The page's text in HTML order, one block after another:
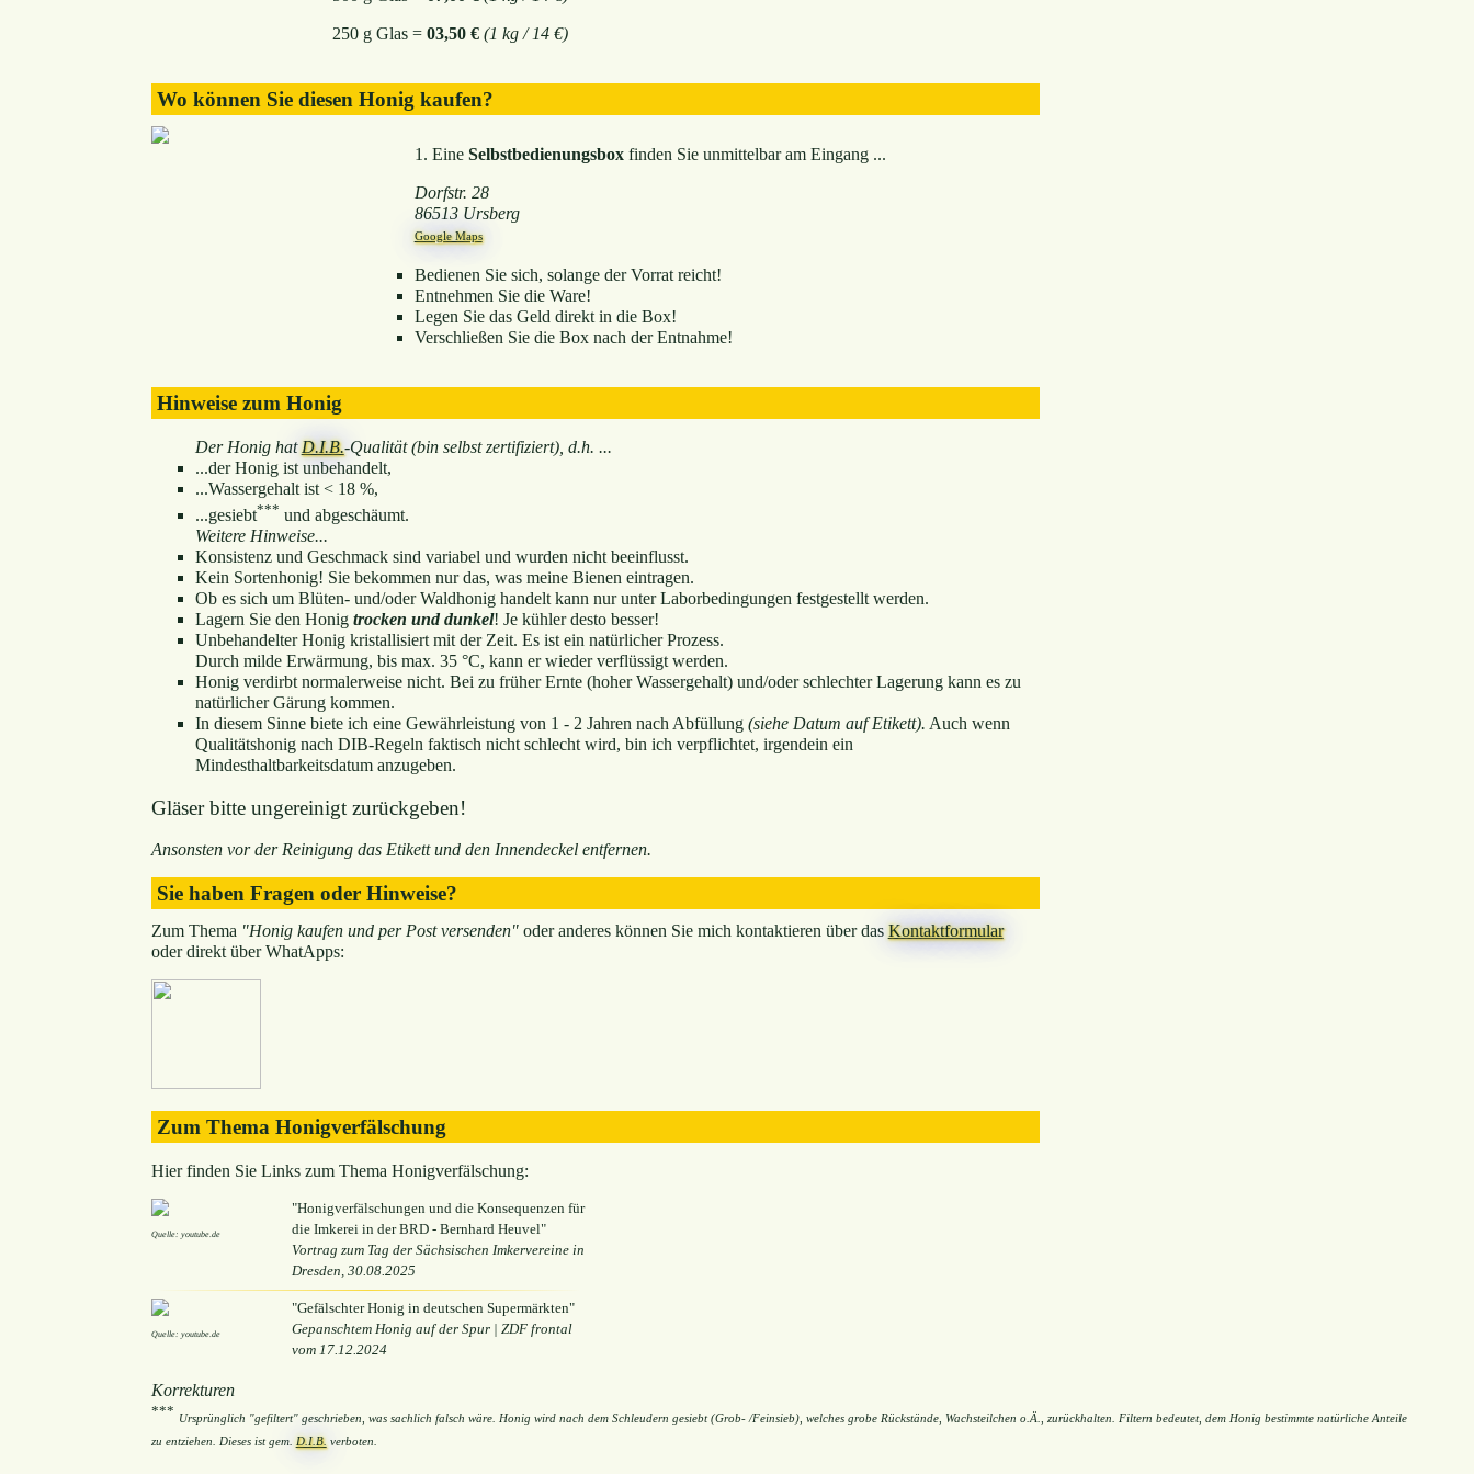
250 g Glas = 03,50 € (1 kg / 14 €)
Wo können Sie diesen Honig kaufen?
1. Eine Selbstbedienungsboxfinden Sie unmittelbar am Eingang ...
Dorfstr. 28
86513 Ursberg
Google Maps
Bedienen Sie sich, solange der Vorrat reicht!
Entnehmen Sie die Ware!
Legen Sie das Geld direkt in die Box!
Verschließen Sie die Box nach der Entnahme!
Hinweise zum Honig
Der Honig hatD.I.B.-Qualität (bin selbst zertifiziert), d.h. ...
...der Honig ist unbehandelt,
...Wassergehalt ist < 18 %,
...gesiebt*** und abgeschäumt.
Weitere Hinweise...
Konsistenz und Geschmack sind variabel und wurden nicht beeinflusst.
Kein Sortenhonig! Sie bekommen nur das, was meine Bienen eintragen.
Ob es sich um Blüten- und/oder Waldhonig handelt kann nur unter Laborbedingungen festgestellt werden.
Lagern Sie den Honig trocken und dunkel! Je kühler desto besser!
Unbehandelter Honig kristallisiert mit der Zeit. Es ist ein natürlicher Prozess.
Durch milde Erwärmung, bis max. 35 °C, kann er wieder verflüssigt werden.
Honig verdirbt normalerweise nicht. Bei zu früher Ernte (hoher Wassergehalt) und/oder schlechter Lagerung kann es zu
natürlicher Gärung kommen.
In diesem Sinne biete ich eine Gewährleistung von 1 - 2 Jahren nach Abfüllung (siehe Datum auf Etikett). Auch wenn
Qualitätshonig nach DIB-Regeln faktisch nicht schlecht wird, bin ich verpflichtet, irgendein ein
Mindesthaltbarkeitsdatum anzugeben.
Gläser bitte ungereinigt zurückgeben!
Ansonsten vor der Reinigung das Etikett und den Innendeckel entfernen.
Sie haben Fragen oder Hinweise?
Zum Thema "Honig kaufen und per Post versenden"oder anderes können Sie mich kontaktieren über das Kontaktformular
oder direkt über WhatApps:
Zum Thema Honigverfälschung
Hier finden Sie Links zum Thema Honigverfälschung:
Quelle: youtube.de
"Honigverfälschungen und die Konsequenzen für
die Imkerei in der BRD - Bernhard Heuvel"
Vortrag zum Tag der Sächsischen Imkervereine in
Dresden, 30.08.2025
Quelle: youtube.de
"Gefälschter Honig in deutschen Supermärkten"
Gepanschtem Honig auf der Spur | ZDF frontal
vom 17.12.2024
Korrekturen
*** Ursprünglich "gefiltert" geschrieben, was sachlich falsch wäre. Honig wird nach dem Schleudern gesiebt (Grob- /Feinsieb), welches grobe Rückstände, Wachsteilchen o.Ä., zurückhalten. Filtern bedeutet, dem Honig bestimmte natürliche Anteile
zu entziehen. Dieses ist gem. D.I.B.verboten.